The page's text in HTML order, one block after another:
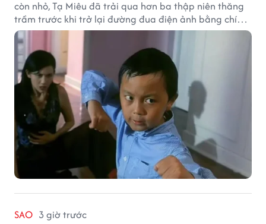
còn nhỏ, Tạ Miêu đã trải qua hơn ba thập niên thăng
trầm trước khi trở lại đường đua điện ảnh bằng chính
sở trường võ thuật.
SAO 3 giờ trước